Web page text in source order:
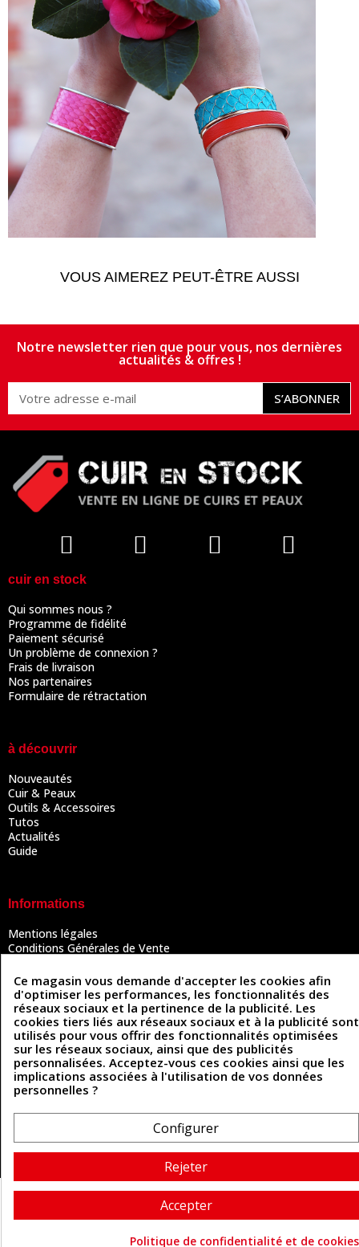
VOUS AIMEREZ PEUT-ÊTRE AUSSI
Notre newsletter rien que pour vous, nos dernières
actualités & offres !
S’ABONNER
cuir en stock
Qui sommes nous ?
Programme de fidélité
Paiement sécurisé
Un problème de connexion ?
Frais de livraison
Nos partenaires
Formulaire de rétractation
à découvrir
Nouveautés
Cuir & Peaux
Outils & Accessoires
Tutos
Actualités
Guide
Informations
Mentions légales
Conditions Générales de Vente
Politique des cookies
Contactez-nous
Coordonnées
493 Chemin de Catougnac
81300 Graulhet
05 63 34 51 88
Cuirenstock © 2026 - Une création Quatrys 💙
Ce magasin vous demande d'accepter les cookies afin
d'optimiser les performances, les fonctionnalités des
réseaux sociaux et la pertinence de la publicité. Les
cookies tiers liés aux réseaux sociaux et à la publicité sont
utilisés pour vous offrir des fonctionnalités optimisées
sur les réseaux sociaux, ainsi que des publicités
personnalisées. Acceptez-vous ces cookies ainsi que les
implications associées à l'utilisation de vos données
personnelles ?
Configurer
Rejeter
Accepter
Politique de confidentialité et de cookies